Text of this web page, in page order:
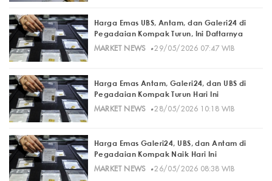
Harga Emas UBS, Antam, dan Galeri24 di
Pegadaian Kompak Turun, Ini Daftarnya
MARKET NEWS· 29/05/2026 07:47 WIB
Harga Emas Antam, Galeri24, dan UBS di
Pegadaian Kompak Turun Hari Ini
MARKET NEWS· 28/05/2026 10:18 WIB
Harga Emas Galeri24, UBS, dan Antam di
Pegadaian Kompak Naik Hari Ini
MARKET NEWS· 26/05/2026 08:38 WIB